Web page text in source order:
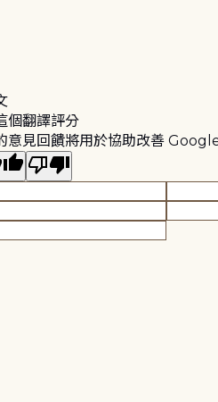
個翻譯評分
意見回饋將用於協助改善